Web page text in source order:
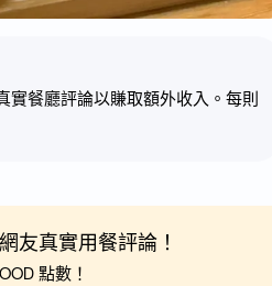
餐廳評論以賺取額外收入。每則
友真實用餐評論！
點數！